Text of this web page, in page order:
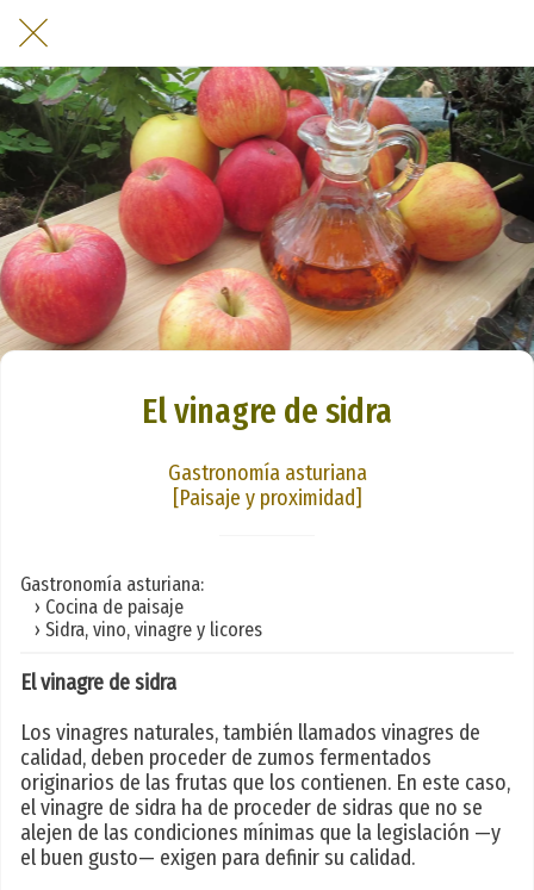
El vinagre de sidra
Gastronomía asturiana
[Paisaje y proximidad]
Gastronomía asturiana:
› Cocina de paisaje
› Sidra, vino, vinagre y licores
El vinagre de sidra
Los vinagres naturales, también llamados vinagres de
calidad, deben proceder de zumos fermentados
originarios de las frutas que los contienen. En este caso,
el vinagre de sidra ha de proceder de sidras que no se
alejen de las condiciones mínimas que la legislación —y
el buen gusto— exigen para definir su calidad.